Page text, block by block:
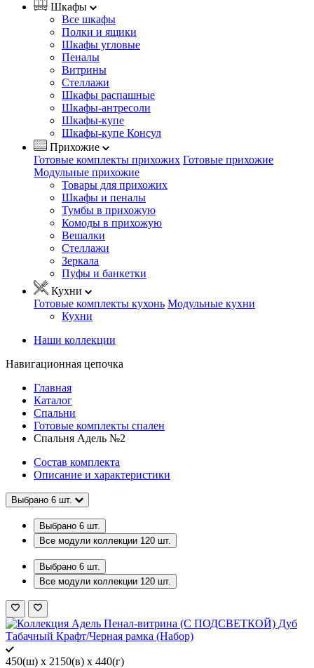
Шкафы
Все шкафы
Полки и ящики
Шкафы угловые
Пеналы
Витрины
Стеллажи
Шкафы распашные
Шкафы-антресоли
Шкафы-купе
Шкафы-купе Консул
Прихожие
Готовые комплекты прихожих Готовые прихожие
Модульные прихожие
Товары для прихожих
Шкафы и пеналы
Тумбы в прихожую
Комоды в прихожую
Вешалки
Стеллажи
Зеркала
Пуфы и банкетки
Кухни
Готовые комплекты кухонь Модульные кухни
Кухни
Наши коллекции
Навигационная цепочка
Главная
Каталог
Спальни
Готовые комплекты спален
Спальня Адель №2
Состав комплекта
Описание и характеристики
Выбрано 6 шт.
Выбрано 6 шт.
Все модули коллекции 120 шт.
Выбрано 6 шт.
Все модули коллекции 120 шт.
450(ш) x 2150(в) x 440(г)